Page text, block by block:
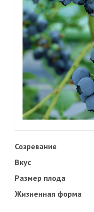
Созревание
Вкус
Размер плода
Жизненная форма